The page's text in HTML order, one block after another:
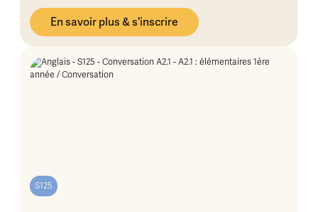
En savoir plus & s'inscrire
S125